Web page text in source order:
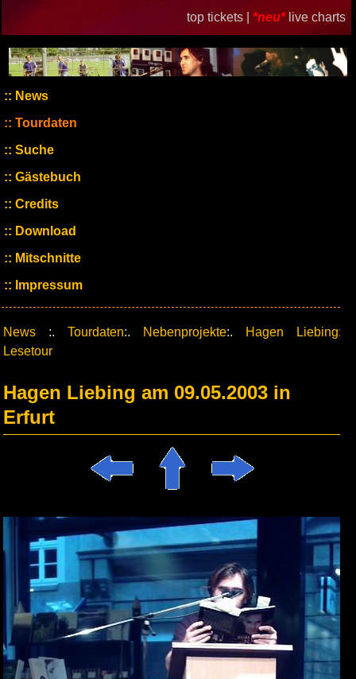
top tickets | *neu* live charts
News
Tourdaten
Suche
Gästebuch
Credits
Download
Mitschnitte
Impressum
News :. Tourdaten:. Nebenprojekte:.
Hagen Liebing:
Lesetour
Hagen Liebing am 09.05.2003 in
Erfurt